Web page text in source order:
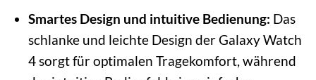
Smartes Design und intuitive Bedienung: Das
schlanke und leichte Design der Galaxy Watch
4 sorgt für optimalen Tragekomfort, während